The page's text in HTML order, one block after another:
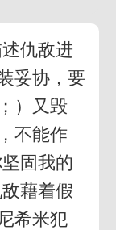
仇敌进
妥协，要
）又毁
不能作
固我的
藉着假
希米犯